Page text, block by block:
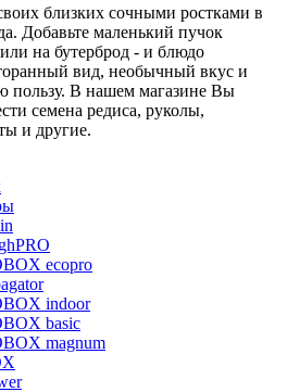
близких сочными ростками в
Добавьте маленький пучок
или на бутерброд - и блюдо
вид, необычный вкус и
пользу. В нашем магазине Вы
семена редиса, руколы,
и другие.
ecopro
indoor
basic
magnum